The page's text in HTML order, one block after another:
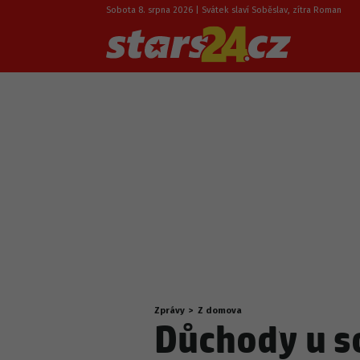
Sobota 8. srpna 2026 | Svátek slaví Soběslav, zítra Roman
Nacházíte
se
zde:
Zprávy > Z domova
Důchody u